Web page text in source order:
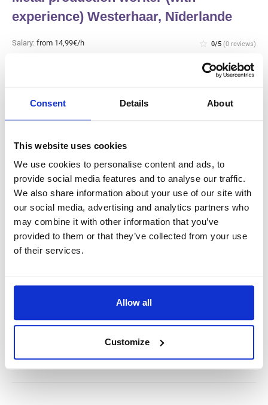
Consent Details About
This website uses cookies
We use cookies to personalise content and ads, to
provide social media features and to analyse our traffic.
We also share information about your use of our site with
our social media, advertising and analytics partners who
may combine it with other information that you’ve
provided to them or that they’ve collected from your use
of their services.
Allow all
Customize
experience) Westerhaar, Nīderlande
Salary: from 14,99€/h star_border 0/5 (0 reviews)
Available positions:
Gaļas rūpnīcas ražošanas darbinieks
un tīrītājs (ar pieredzi) Haarlem,
Nīderlande
tīrītājs (ar pieredzi) Haarlem, Nīderlande
Available positions:2/2
Position is open for: